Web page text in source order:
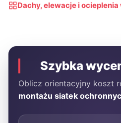
Dachy, elewacje i ocieplenia
Szybka
Oblicz orientacyjny koszt
montażu siatek